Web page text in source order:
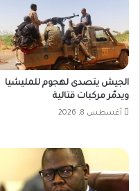
الجيش يتصدى لهجوم للمليشيا
ويدمّر مركبات قتالية
أغسطس 8, 2026